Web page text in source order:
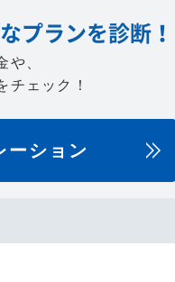
プランを診断！
や、
チェック！
ーション